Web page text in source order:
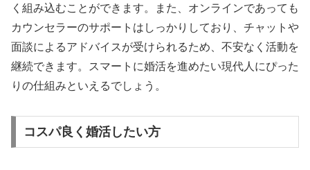
く組み込むことができます。また、オンラインであっても
カウンセラーのサポートはしっかりしており、チャットや
面談によるアドバイスが受けられるため、不安なく活動を
継続できます。スマートに婚活を進めたい現代人にぴった
りの仕組みといえるでしょう。
コスパ良く婚活したい方